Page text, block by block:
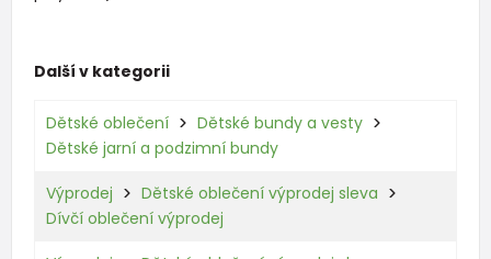
Další v kategorii
Dětské oblečení
Dětské bundy a vesty
Dětské jarní a podzimní bundy
Výprodej
Dětské oblečení výprodej sleva
Dívčí oblečení výprodej